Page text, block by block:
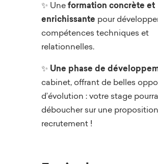
✨ Uneformation concrète et
enrichissante pour
compétences techniques et
relationnelles.
✨ Une phase de
cabinet, offrant de belles
d’évolution : votre stage
déboucher sur une
recrutement !